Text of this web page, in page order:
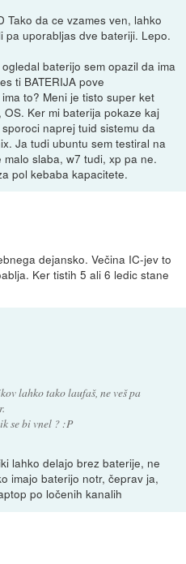
Tako da ce vzames ven, lahko
uporabljas dve bateriji. Lepo.
baterijo sem opazil da ima
ti BATERIJA pove
to? Meni je tisto super ket
Ker mi baterija pokaze kaj
naprej tuid sistemu da
Ja tudi ubuntu sem testiral na
slaba, w7 tudi, xp pa ne.
pol kebaba kapacitete.
dejansko. Večina IC-jev to
Ker tistih 5 ali 6 ledic stane
lahko tako laufaš, ne veš pa
se bi vnel ? :P
lahko delajo brez baterije, ne
imajo baterijo notr, čeprav ja,
po ločenih kanalih